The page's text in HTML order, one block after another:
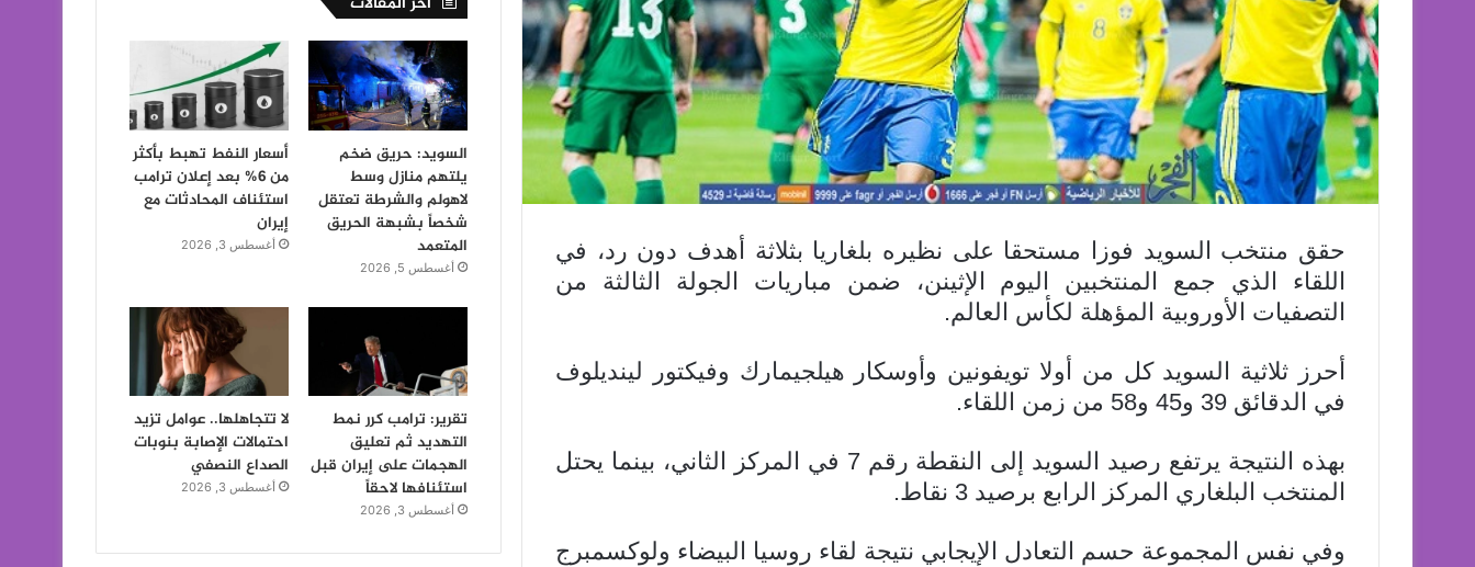
حقق منتخب السويد فوزا مستحقا على نظيره بلغاريا بثلاثة أهدف دون رد، في
اللقاء الذي جمع المنتخبين اليوم الإثينن، ضمن مباريات الجولة الثالثة من
التصفيات الأوروبية المؤهلة لكأس العالم.
أحرز ثلاثية السويد كل من أولا تويفونين وأوسكار هيلجيمارك وفيكتور لينديلوف
في الدقائق 39 و45 و58 من زمن اللقاء.
بهذه النتيجة يرتفع رصيد السويد إلى النقطة رقم 7 في المركز الثاني، بينما يحتل
المنتخب البلغاري المركز الرابع برصيد 3 نقاط.
وفي نفس المجموعة حسم التعادل الإيجابي نتيجة لقاء روسيا البيضاء ولوكسمبرج
السويد: حريق ضخم
يلتهم منازل وسط
لاهولم والشرطة تعتقل
شخصاً بشبهة الحريق
المتعمد
أغسطس 5, 2026
أسعار النفط تهبط بأكثر
من 6% بعد إعلان ترامب
استئناف المحادثات مع
إيران
أغسطس 3, 2026
تقرير: ترامب كرر نمط
التهديد ثم تعليق
الهجمات على إيران قبل
استئنافها لاحقاً
أغسطس 3, 2026
لا تتجاهلها.. عوامل تزيد
احتمالات الإصابة بنوبات
الصداع النصفي
أغسطس 3, 2026